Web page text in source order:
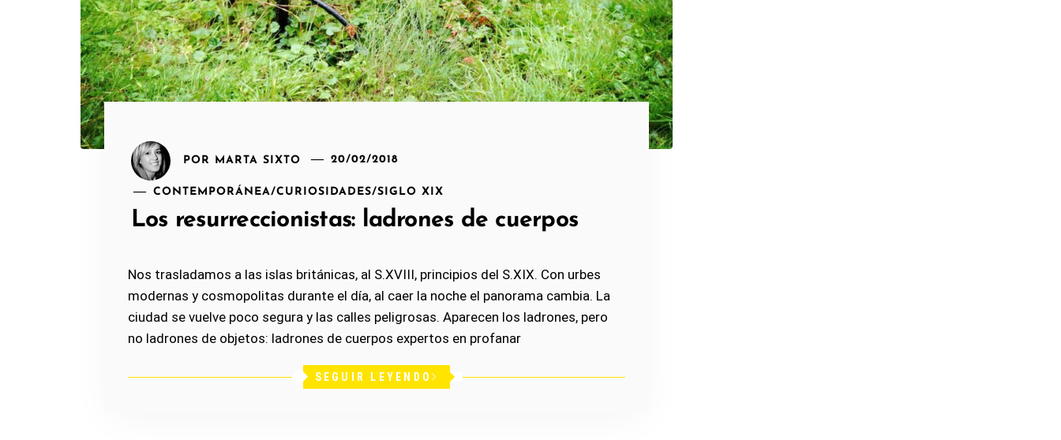
POR MARTA SIXTO 20/02/2018
CONTEMPORÁNEA/CURIOSIDADES/SIGLO XIX
Los resurreccionistas: ladrones de cuerpos
Nos trasladamos a las islas británicas, al S.XVIII, principios del S.XIX. Con urbes
modernas y cosmopolitas durante el día, al caer la noche el panorama cambia. La
ciudad se vuelve poco segura y las calles peligrosas. Aparecen los ladrones, pero
no ladrones de objetos: ladrones de cuerpos expertos en profanar
SEGUIR LEYENDO